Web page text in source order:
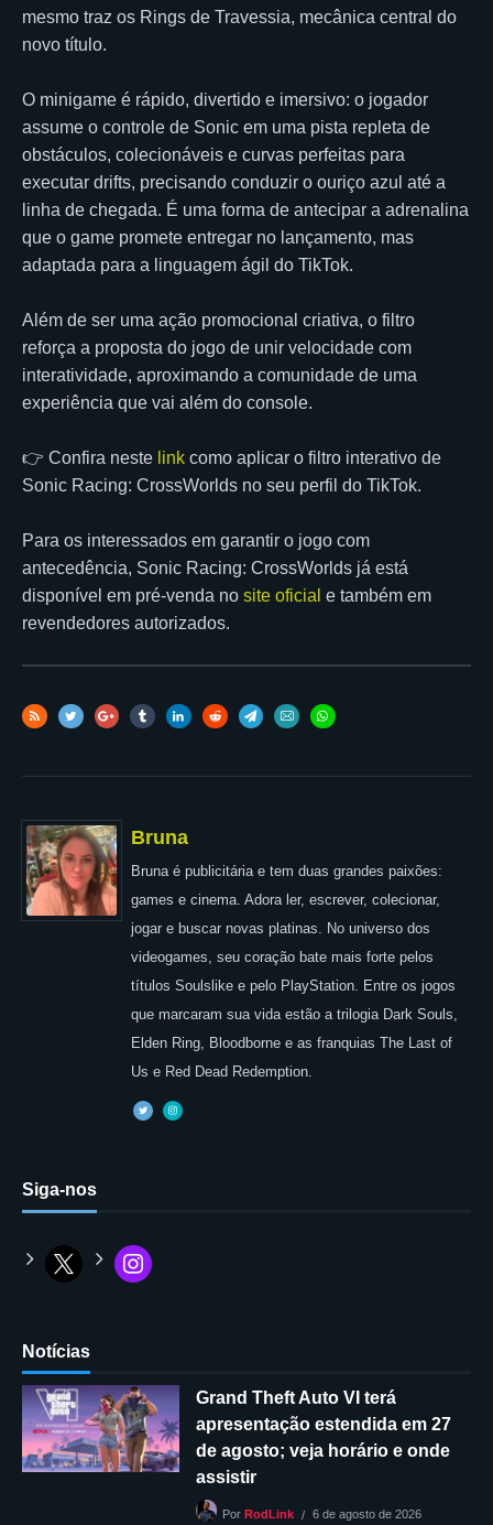
mesmo traz os Rings de Travessia, mecânica central do
novo título.
O minigame é rápido, divertido e imersivo: o jogador
assume o controle de Sonic em uma pista repleta de
obstáculos, colecionáveis e curvas perfeitas para
executar drifts, precisando conduzir o ouriço azul até a
linha de chegada. É uma forma de antecipar a adrenalina
que o game promete entregar no lançamento, mas
adaptada para a linguagem ágil do TikTok.
Além de ser uma ação promocional criativa, o filtro
reforça a proposta do jogo de unir velocidade com
interatividade, aproximando a comunidade de uma
experiência que vai além do console.
👉 Confira neste link como aplicar o filtro interativo de
Sonic Racing: CrossWorlds no seu perfil do TikTok.
Para os interessados em garantir o jogo com
antecedência, Sonic Racing: CrossWorlds já está
disponível em pré-venda no site oficial e também em
revendedores autorizados.
Bruna
Bruna é publicitária e tem duas grandes paixões:
games e cinema. Adora ler, escrever, colecionar,
jogar e buscar novas platinas. No universo dos
videogames, seu coração bate mais forte pelos
títulos Soulslike e pelo PlayStation. Entre os jogos
que marcaram sua vida estão a trilogia Dark Souls,
Elden Ring, Bloodborne e as franquias The Last of
Us e Red Dead Redemption.
Siga-nos
Notícias
Grand Theft Auto VI terá
apresentação estendida em 27
de agosto; veja horário e onde
assistir
Por RodLink 6 de agosto de 2026